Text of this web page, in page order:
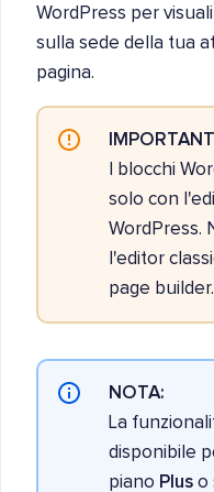
WordPress per
sulla sede della tua
pagina.
I blocchi
solo con
WordPress.
l'editor
page builder.
NOTA:
La
disponibile
piano Plus o